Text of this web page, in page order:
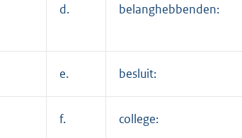
d. belanghebbenden:
e. besluit:
f. college: